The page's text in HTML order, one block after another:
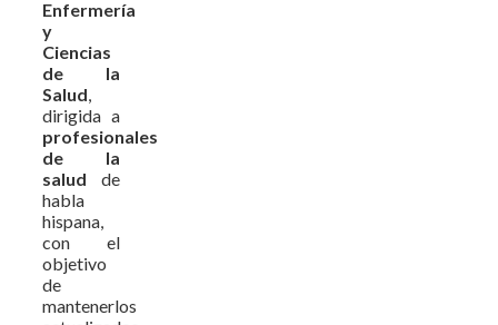
Enfermería
y
Ciencias
de la
Salud
dirigida a
profesionales
de la
salud de
habla
hispana,
con el
objetivo
de
mantenerlos